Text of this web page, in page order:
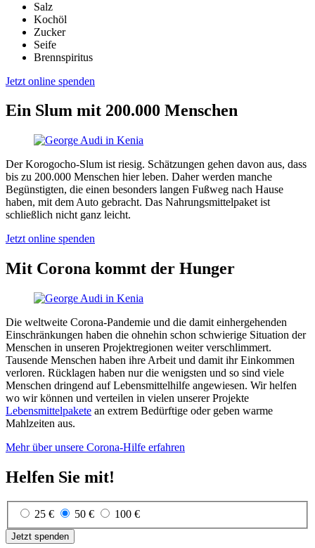
Salz
Kochöl
Zucker
Seife
Brennspiritus
Jetzt online spenden
Ein Slum mit 200.000 Menschen
Der Korogocho-Slum ist riesig. Schätzungen gehen davon aus, dass
bis zu 200.000 Menschen hier leben. Daher werden manche
Begünstigten, die einen besonders langen Fußweg nach Hause
haben, mit dem Auto gebracht. Das Nahrungsmittelpaket ist
schließlich nicht ganz leicht.
Jetzt online spenden
Mit Corona kommt der Hunger
Die weltweite Corona-Pandemie und die damit einhergehenden
Einschränkungen haben die ohnehin schon schwierige Situation der
Menschen in unseren Projektregionen weiter verschlimmert.
Tausende Menschen haben ihre Arbeit und damit ihr Einkommen
verloren. Rücklagen haben nur die wenigsten und so sind viele
Menschen dringend auf Lebensmittelhilfe angewiesen. Wir helfen
wo wir können und verteilen in vielen unserer Projekte
Lebensmittelpakete an extrem Bedürftige oder geben warme
Mahlzeiten aus.
Mehr über unsere Corona-Hilfe erfahren
Helfen Sie mit!
25 € 50 € 100 €
Jetzt spenden